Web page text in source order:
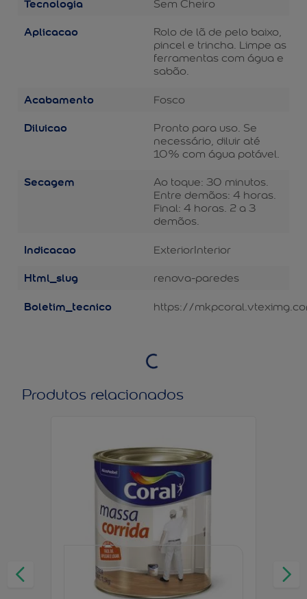
Sem Cheiro
Aplicacao
Rolo de lã de pelo baixo,
pincel e trincha. Limpe as
ferramentas com água e
sabão.
Acabamento Fosco
Diluicao
Pronto para uso. Se
necessário, diluir até
10% com água potável.
Secagem
Ao toque: 30 minutos.
Entre demãos: 4 horas.
Final: 4 horas. 2 a 3
demãos.
Indicacao ExteriorInterior
Html_slug renova-paredes
Boletim_tecnico https://
Produtos relacionados